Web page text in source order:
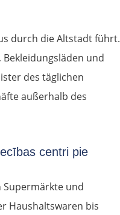
durch die Altstadt führt.
und
des täglichen
außerhalb des
centri pie
Supermärkte und
Haushaltswaren bis